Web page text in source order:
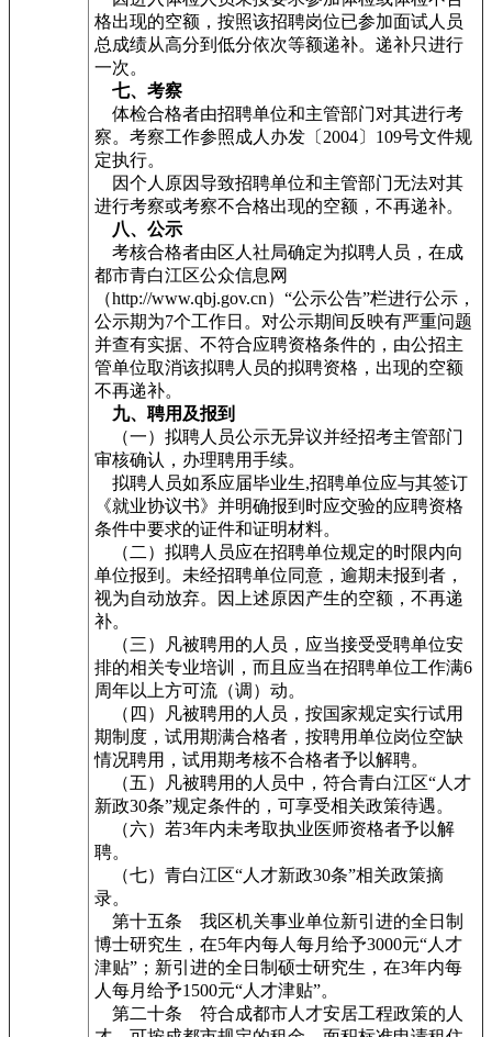
格出现的空额，按照该招聘岗位已参加面试人员
总成绩从高分到低分依次等额递补。递补只进行
一次。
七、考察
体检合格者由招聘单位和主管部门对其进行考
察。考察工作参照成人办发〔2004〕109号文件规
定执行。
因个人原因导致招聘单位和主管部门无法对其
进行考察或考察不合格出现的空额，不再递补。
八、公示
考核合格者由区人社局确定为拟聘人员，在成
都市青白江区公众信息网
（http://www.qbj.gov.cn）“公示公告”栏进行公示，
公示期为7个工作日。对公示期间反映有严重问题
并查有实据、不符合应聘资格条件的，由公招主
管单位取消该拟聘人员的拟聘资格，出现的空额
不再递补。
九、聘用及报到
（一）拟聘人员公示无异议并经招考主管部门
审核确认，办理聘用手续。
拟聘人员如系应届毕业生,招聘单位应与其签订
《就业协议书》并明确报到时应交验的应聘资格
条件中要求的证件和证明材料。
（二）拟聘人员应在招聘单位规定的时限内向
单位报到。未经招聘单位同意，逾期未报到者，
视为自动放弃。因上述原因产生的空额，不再递
补。
（三）凡被聘用的人员，应当接受受聘单位安
排的相关专业培训，而且应当在招聘单位工作满6
周年以上方可流（调）动。
（四）凡被聘用的人员，按国家规定实行试用
期制度，试用期满合格者，按聘用单位岗位空缺
情况聘用，试用期考核不合格者予以解聘。
（五）凡被聘用的人员中，符合青白江区“人才
新政30条”规定条件的，可享受相关政策待遇。
（六）若3年内未考取执业医师资格者予以解
聘。
（七）青白江区“人才新政30条”相关政策摘
录。
第十五条 我区机关事业单位新引进的全日制
博士研究生，在5年内每人每月给予3000元“人才
津贴”；新引进的全日制硕士研究生，在3年内每
人每月给予1500元“人才津贴”。
第二十条 符合成都市人才安居工程政策的人